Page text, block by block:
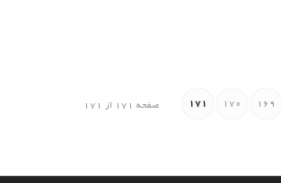
صفحه 171 از 171 169
170
171